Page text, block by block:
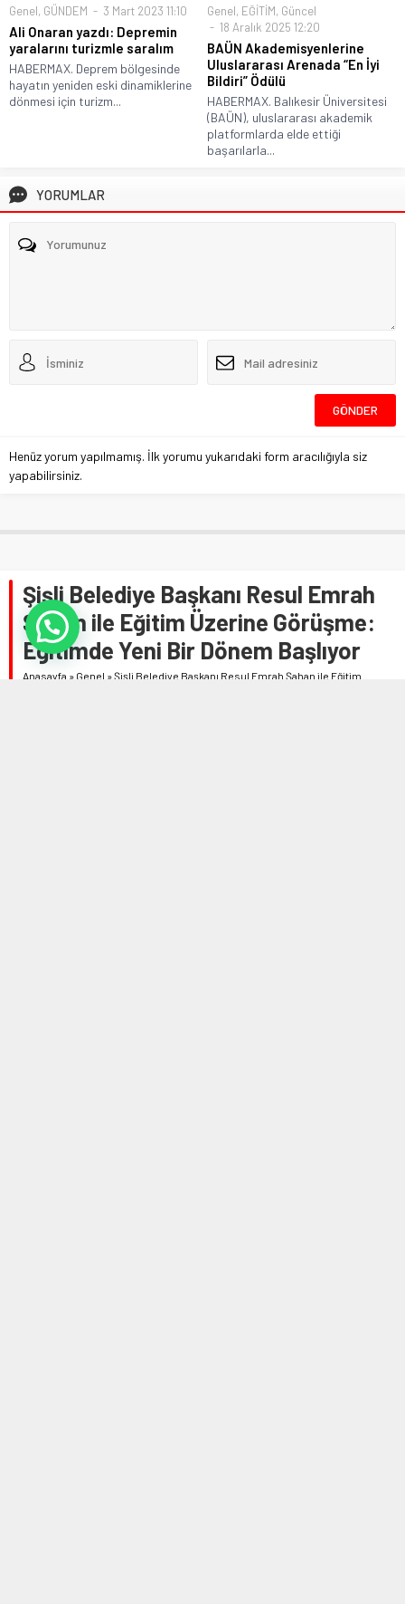
Genel, GÜNDEM 3 Mart 2023 11:10
Ali Onaran yazdı: Depremin
yaralarını turizmle saralım
HABERMAX. Deprem bölgesinde
hayatın yeniden eski dinamiklerine
dönmesi için turizm...
Genel, EĞİTİM, Güncel
18 Aralık 2025 12:20
BAÜN Akademisyenlerine
Uluslararası Arenada “En İyi
Bildiri” Ödülü
HABERMAX. Balıkesir Üniversitesi
(BAÜN), uluslararası akademik
platformlarda elde ettiği
başarılarla...
YORUMLAR
Henüz yorum yapılmamış. İlk yorumu yukarıdaki form aracılığıyla siz
yapabilirsiniz.
Şişli Belediye Başkanı Resul Emrah
Şahan ile Eğitim Üzerine Görüşme:
Eğitimde Yeni Bir Dönem Başlıyor
Anasayfa » Genel »Şişli Belediye Başkanı Resul Emrah Şahan ile Eğitim